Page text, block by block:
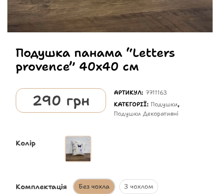
Подушка панама “Letters
provence” 40х40 см
290 грн АРТИКУЛ: 7711163
КАТЕГОРІЇ:Подушки,
Подушки Декоративні
Колір
Комплектація Без чохла З чохлом